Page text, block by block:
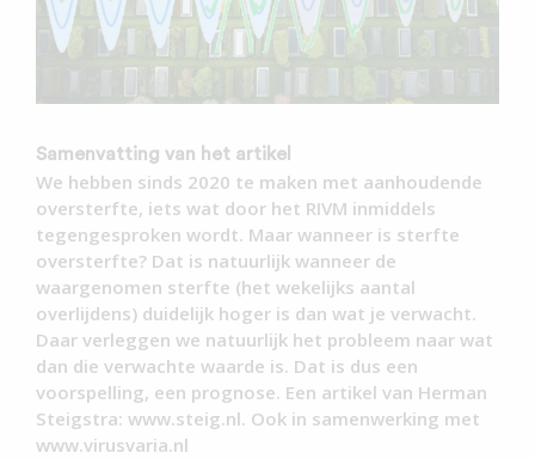
Samenvatting van het artikel
We hebben sinds 2020 te maken met aanhoudende
oversterfte, iets wat door het RIVM inmiddels
tegengesproken wordt. Maar wanneer is sterfte
oversterfte? Dat is natuurlijk wanneer de
waargenomen sterfte (het wekelijks aantal
overlijdens) duidelijk hoger is dan wat je verwacht.
Daar verleggen we natuurlijk het probleem naar wat
dan die verwachte waarde is. Dat is dus een
voorspelling, een prognose. Een artikel van Herman
Steigstra: www.steig.nl. Ook in samenwerking met
www.virusvaria.nl